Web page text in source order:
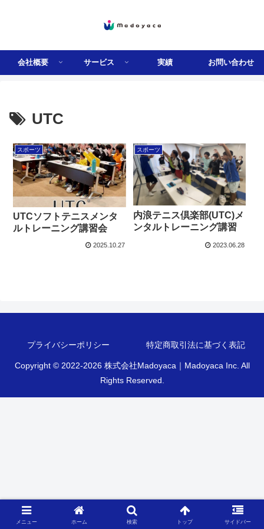
会社概要 サービス 実績 お問い合わせ
UTC
スポーツ
UTCソフトテニスメンタ
ルトレーニング講習会
2025.10.27
スポーツ
内浪テニス倶楽部(UTC)メ
ンタルトレーニング講習
2023.06.28
プライバシーポリシー 特定商取引法に基づく表記
Copyright © 2022-2026 株式会社Madoyaca｜Madoyaca Inc. All
Rights Reserved.
メニュー ホーム 検索 トップ サイドバー